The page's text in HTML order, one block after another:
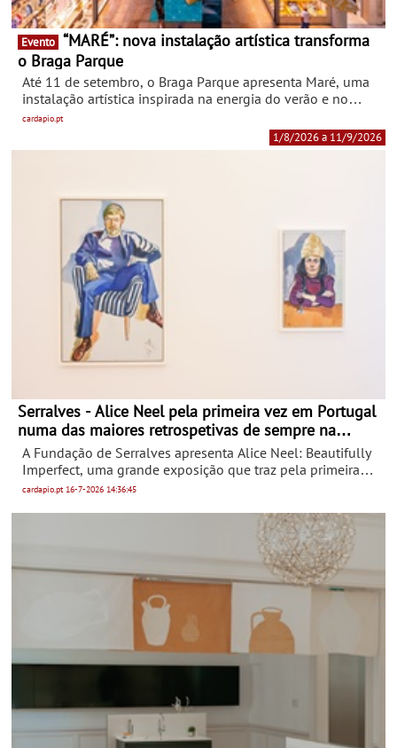
Evento
o Braga Parque
Até 11 de setembro, o Braga Parque apresenta Maré, uma
instalação artística inspirada na energia do verão e no
movimento constante da maré. Pensada para a Escadaria
Central do centro comercial, a intervenção convida os
visitantes a descobrir uma experiência visual que desafia a
cardapio.pt
1/8/2026 a 11/9/2026
Serralves - Alice Neel pela primeira vez em Portugal
numa das maiores retrospetivas de sempre na
Europa
A Fundação de Serralves apresenta Alice Neel: Beautifully
Imperfect, uma grande exposição que traz pela primeira
vez em Portugal uma das mais pungentes, celebradas e
explorando os retratos profundamente humanos da artista
sobre identidade, intimidade e luta social.
cardapio.pt 16-7-2026 14:36:45